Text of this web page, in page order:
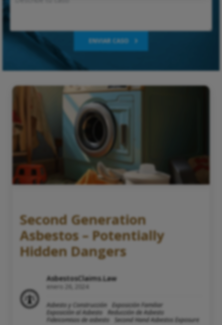
ENVIAR CASO
Second Generation
Asbestos – Potentially
Hidden Dangers
AsbestosClaims.Law
enero 26, 2024
Asbesto y Construcción
Exposición Familiar
Exposición al Asbesto
Reducción de Asbesto
Fideicomisos de asbesto
Second Hand Asbestos Exposure